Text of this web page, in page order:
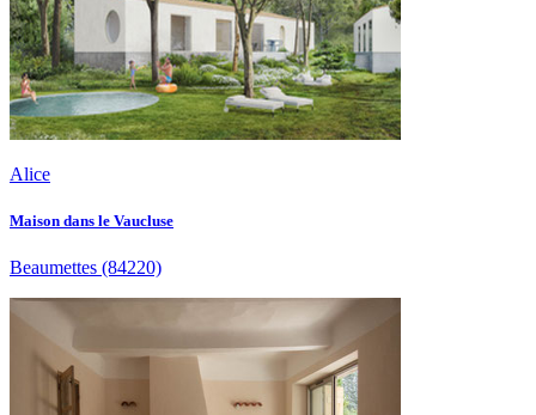
Alice
Maison dans le Vaucluse
Beaumettes (84220)